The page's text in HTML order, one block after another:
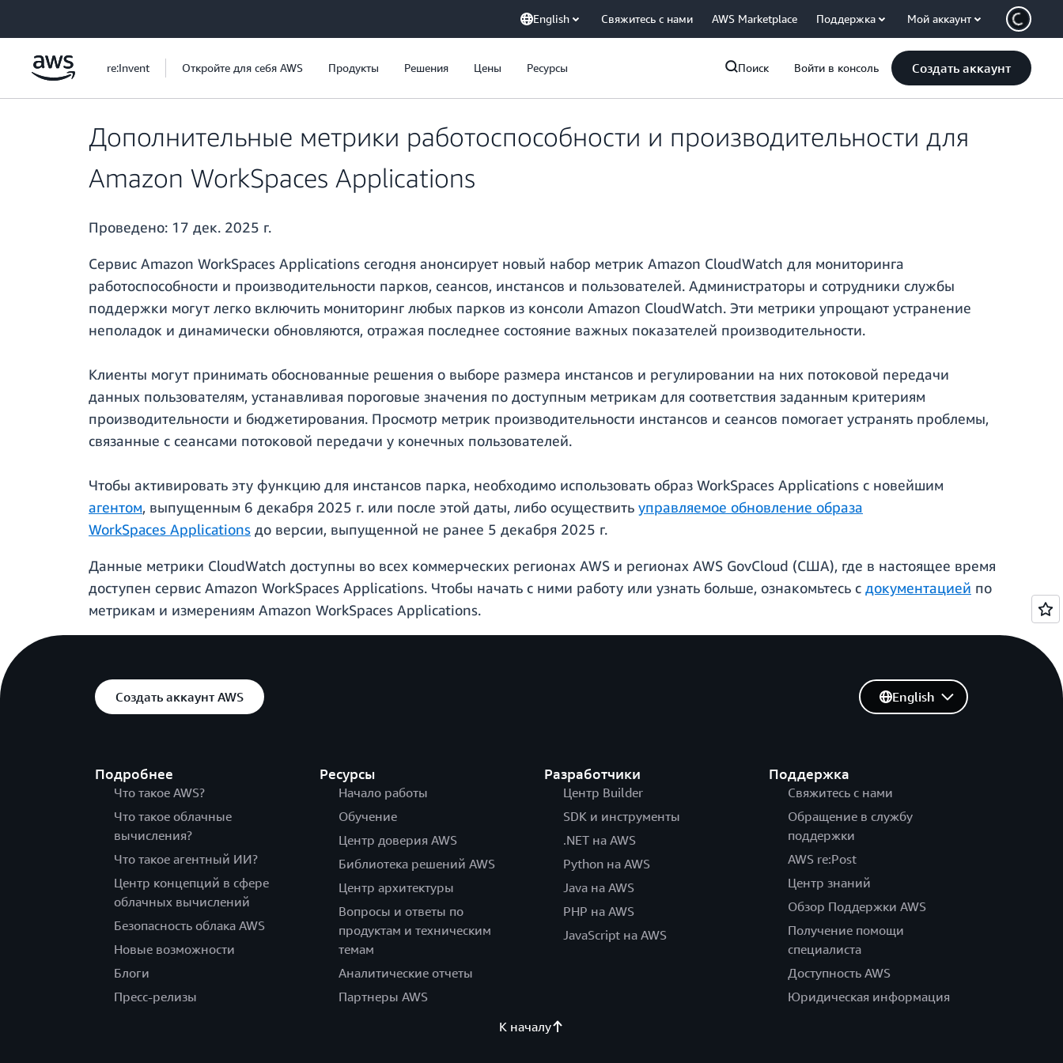
English Свяжитесь с нами AWS Marketplace Поддержка Мой аккаунт
re:Invent Откройте для себя AWS Продукты Решения Цены Ресурсы Поиск Войти в консоль Создать аккаунт
Дополнительные метрики работоспособности и производительности для
Amazon WorkSpaces Applications
Проведено: 17 дек. 2025 г.
Сервис Amazon WorkSpaces Applications сегодня анонсирует новый набор метрик Amazon CloudWatch для мониторинга
работоспособности и производительности парков, сеансов, инстансов и пользователей. Администраторы и сотрудники службы
поддержки могут легко включить мониторинг любых парков из консоли Amazon CloudWatch. Эти метрики упрощают устранение
неполадок и динамически обновляются, отражая последнее состояние важных показателей производительности.
Клиенты могут принимать обоснованные решения о выборе размера инстансов и регулировании на них потоковой передачи
данных пользователям, устанавливая пороговые значения по доступным метрикам для соответствия заданным критериям
производительности и бюджетирования. Просмотр метрик производительности инстансов и сеансов помогает устранять проблемы,
связанные с сеансами потоковой передачи у конечных пользователей.
Чтобы активировать эту функцию для инстансов парка, необходимо использовать образ WorkSpaces Applications с новейшим
агентом, выпущенным 6 декабря 2025 г. или после этой даты, либо осуществить управляемое обновление образа
WorkSpaces Applications до версии, выпущенной не ранее 5 декабря 2025 г.
Данные метрики CloudWatch доступны во всех коммерческих регионах AWS и регионах AWS GovCloud (США), где в настоящее время
доступен сервис Amazon WorkSpaces Applications. Чтобы начать с ними работу или узнать больше, ознакомьтесь с документацией по
метрикам и измерениям Amazon WorkSpaces Applications.
Создать аккаунт AWS
Подробнее
Что такое AWS?
Что такое облачные
вычисления?
Что такое агентный ИИ?
Центр концепций в сфере
облачных вычислений
Безопасность облака AWS
Новые возможности
Блоги
Пресс-релизы
Ресурсы
Начало работы
Обучение
Центр доверия AWS
Библиотека решений AWS
Центр архитектуры
Вопросы и ответы по
продуктам и техническим
темам
Аналитические отчеты
Партнеры AWS
Разработчики
Центр Builder
SDK и инструменты
.NET на AWS
Python на AWS
Java на AWS
PHP на AWS
JavaScript на AWS
Поддержка
Свяжитесь с нами
Обращение в службу
поддержки
AWS re:Post
Центр знаний
Обзор Поддержки AWS
Получение помощи
специалиста
Доступность AWS
Юридическая информация
English
К началу